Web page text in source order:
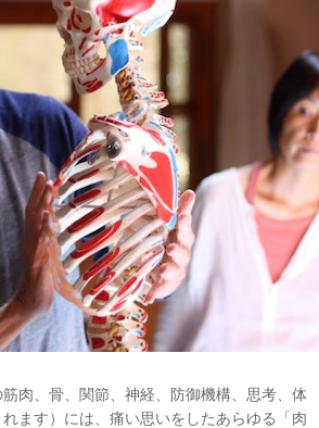
肉、骨、関節、神経、防御機構、思考、体
ます）には、痛い思いをしたあらゆる「肉